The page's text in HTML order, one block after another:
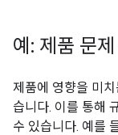
예: 제품 문
제품에 영향을 미
습니다. 이를 통해
수 있습니다. 예를